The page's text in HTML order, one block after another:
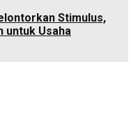
Stimulus,
untuk Usaha